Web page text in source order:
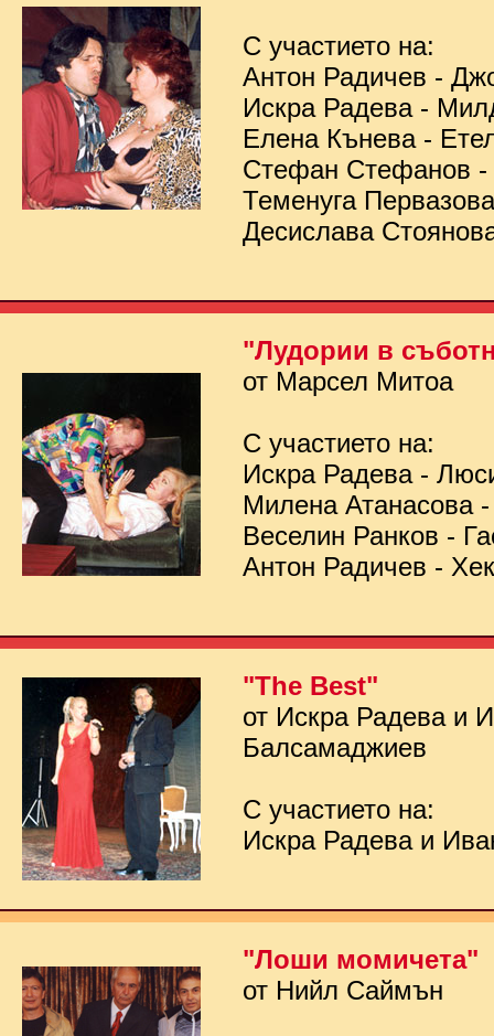
С участието на:
Антон Радичев -
Искра Радева -
Елена Кънева -
Стефан Стефанов
Теменуга
Десислава
"Лудории в
от Марсел Митоа
С участието на:
Искра Радева -
Милена Атанасова
Веселин Ранков -
Антон Радичев -
"The Best"
от Искра Радева и
Балсамаджиев
С участието на:
Искра Радева и
"Лоши момичета"
от Нийл Саймън